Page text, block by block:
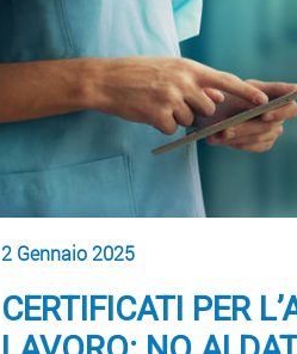
2 Gennaio 2025
CERTIFICATI PER